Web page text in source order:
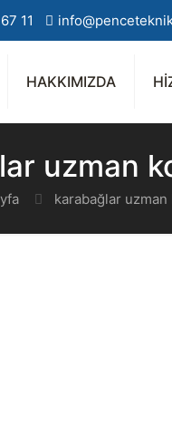
11
HAKKIMIZDA
uzman
karabağlar